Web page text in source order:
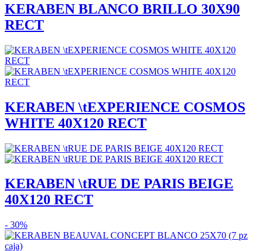
KERABEN BLANCO BRILLO 30X90
RECT
KERABEN \tEXPERIENCE COSMOS
WHITE 40X120 RECT
KERABEN \tRUE DE PARIS BEIGE
40X120 RECT
- 30%